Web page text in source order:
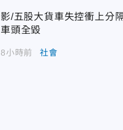
影/五股大貨車失控衝上分
車頭全毀
8小時前 社會